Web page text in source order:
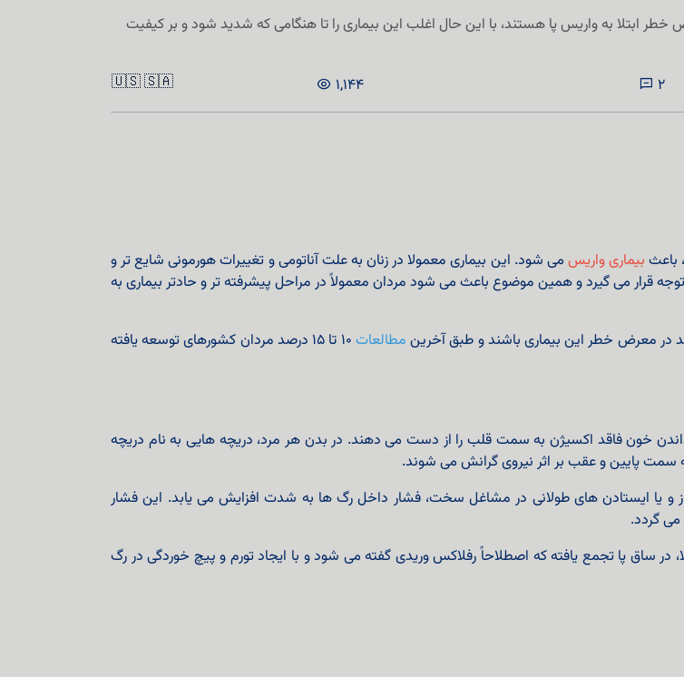
خطر ابتلا به واریس پا هستند، با این حال اغلب این بیماری را تا هنگامی که شدید شود و بر کیفیت
2
1,144
🇺🇸🇸🇦
باعث بیماری واریس می شود. این بیماری معمولا در زنان به علت آناتومی و تغییرات هورمونی شایع تر و
به دلیل شیوع حدودا ۴۵ درصد، کمتر مورد توجه قرار می گیرد و همین موضوع باعث می‌ شود مردان معمولاً در مراحل پیشرفته‌ تر و حادتر بیماری به
در معرض خطر این بیماری باشند و طبق آخرین مطالعات
۱۰ تا ۱۵ درصد مردان کشورهای توسعه یافته
خون فاقد اکسیژن به سمت قلب را از دست می‌ دهند. در بدن هر مرد، دریچه‌ هایی به نام دریچه‌
سمت پایین و عقب بر اثر نیروی گرانش می‌ شوند.
و یا ایستادن‌ های طولانی در مشاغل سخت، فشار داخل رگ‌ ها به شدت افزایش می‌ یابد. این فشار
گردد.
ساق پا تجمع یافته که اصطلاحاً رفلاکس وریدی گفته می شود و با ایجاد تورم و پیچ‌ خوردگی در رگ‌